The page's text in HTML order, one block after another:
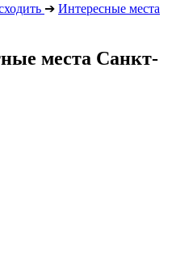
➔ Интересные места
места Санкт-